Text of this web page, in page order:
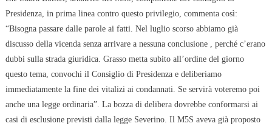
Presidenza, in prima linea contro questo privilegio, commenta così:
“Bisogna passare dalle parole ai fatti. Nel luglio scorso abbiamo già
discusso della vicenda senza arrivare a nessuna conclusione
, perché c’erano
dubbi sulla strada giuridica. Grasso metta subito all’ordine del giorno
questo tema, convochi il Consiglio di Presidenza e deliberiamo
immediatamente la fine dei vitalizi ai condannati. Se servirà voteremo poi
anche una legge ordinaria”. La bozza di delibera dovrebbe conformarsi ai
casi di esclusione previsti dalla legge Severino. Il M5S aveva già proposto